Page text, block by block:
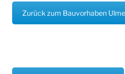
Zurück zum Bauvorhaben